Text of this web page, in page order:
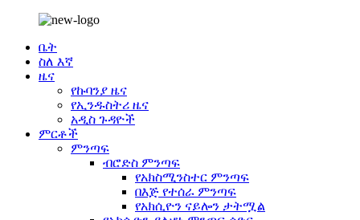
ቤት
ስለ እኛ
ዜና
የኩባንያ ዜና
የኢንዱስትሪ ዜና
አዲስ ጉዳዮች
ምርቶች
ምንጣፍ
ብሮድስ ምንጣፍ
የአክስሚንስተር ምንጣፍ
በእጅ የተሰራ ምንጣፍ
የአክሲዮን ናይሎን ታትሟል